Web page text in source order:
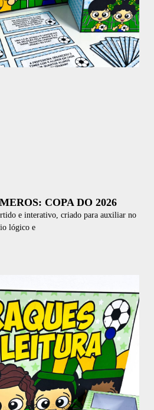
COPA DO 2026
e interativo, criado para auxiliar no
lógico e